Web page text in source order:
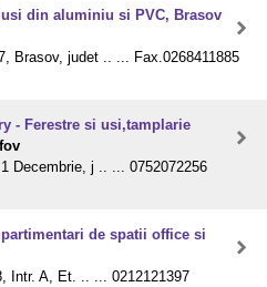
din aluminiu si PVC, Brasov
Brasov, judet .. ... Fax.0268411885
- Ferestre si usi,tamplarie
Decembrie, j .. ... 0752072256
de spatii office si
Intr. A, Et. .. ... 0212121397